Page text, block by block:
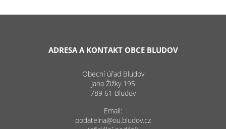
ADRESA A KONTAKT OBCE BLUDOV
Obecní úřad Bludov
Jana Žižky 195
789 61 Bludov
Email:
podatelna@ou.bludov.cz